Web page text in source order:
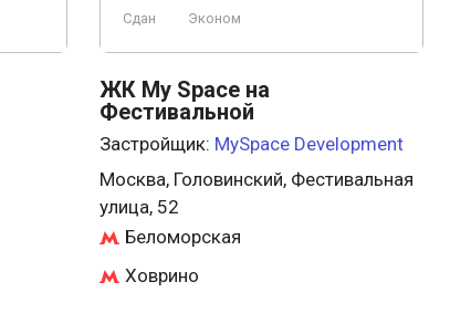
Сдан Эконом
ЖК My Space на
Фестивальной
Застройщик: MySpace Development
Москва, Головинский, Фестивальная
улица, 52
Беломорская
Ховрино